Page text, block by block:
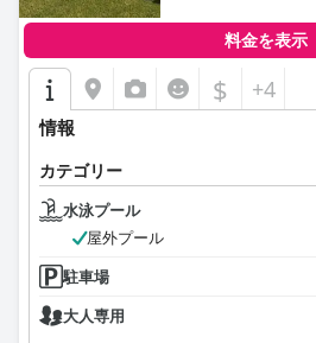
料金を表示
$ +4
情報
カテゴリー
水泳プール
屋外プール
駐車場
大人専用